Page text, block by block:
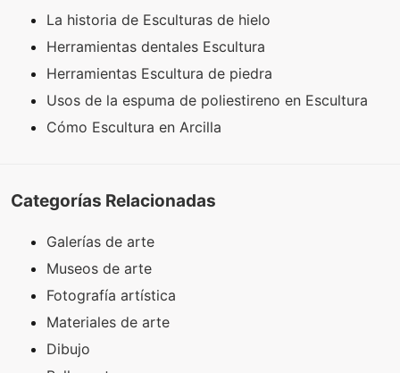
La historia de Esculturas de hielo
Herramientas dentales Escultura
Herramientas Escultura de piedra
Usos de la espuma de poliestireno en Escultura
Cómo Escultura en Arcilla
Categorías Relacionadas
Galerías de arte
Museos de arte
Fotografía artística
Materiales de arte
Dibujo